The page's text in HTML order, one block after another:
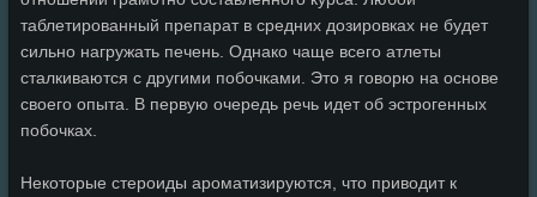
таблетированный препарат в средних дозировках не будет
сильно нагружать печень. Однако чаще всего атлеты
сталкиваются с другими побочками. Это я говорю на основе
своего опыта. В первую очередь речь идет об эстрогенных
побочках.
Некоторые стероиды ароматизируются, что приводит к